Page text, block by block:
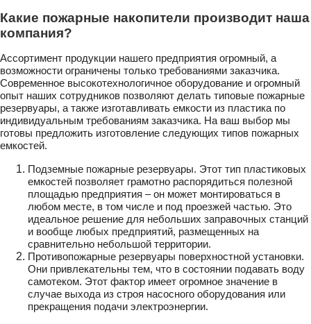
Какие пожарные накопители производит наша
компания?
Ассортимент продукции нашего предприятия огромный, а
возможности ограничены только требованиями заказчика.
Современное высокотехнологичное оборудование и огромный
опыт наших сотрудников позволяют делать типовые пожарные
резервуары, а также изготавливать емкости из пластика по
индивидуальным требованиям заказчика. На ваш выбор мы
готовы предложить изготовление следующих типов пожарных
емкостей.
Подземные пожарные резервуары. Этот тип пластиковых
емкостей позволяет грамотно распорядиться полезной
площадью предприятия – он может монтироваться в
любом месте, в том числе и под проезжей частью. Это
идеальное решение для небольших заправочных станций
и вообще любых предприятий, размещенных на
сравнительно небольшой территории.
Противопожарные резервуары поверхностной установки.
Они привлекательны тем, что в состоянии подавать воду
самотеком. Этот фактор имеет огромное значение в
случае выхода из строя насосного оборудования или
прекращения подачи электроэнергии.